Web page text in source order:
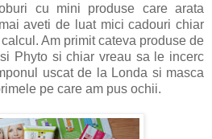
cu mini produse care arata
aveti de luat mici cadouri chiar
Am primit cateva produse de
Phyto si chiar vreau sa le incerc
uscat de la Londa si masca
pe care am pus ochii.